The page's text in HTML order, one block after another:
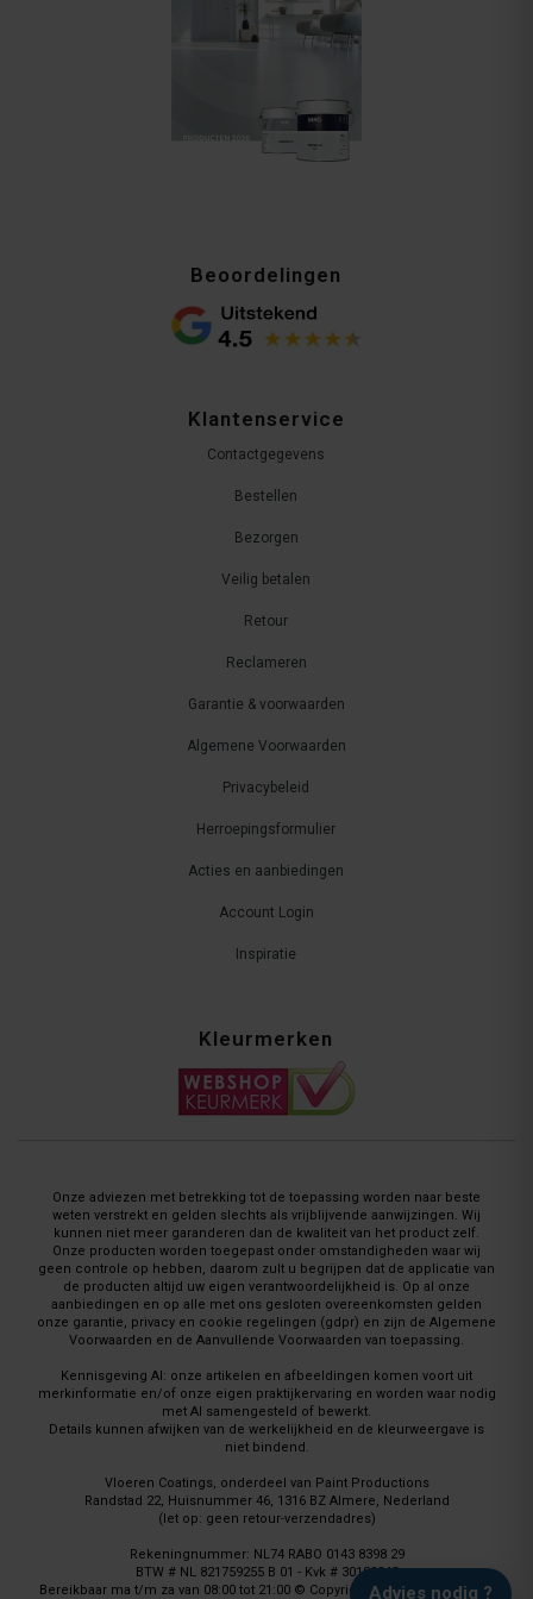
Advies nodig ?
Beoordelingen
Klantenservice
Contactgegevens
Bestellen
Bezorgen
Veilig betalen
Retour
Reclameren
Garantie & voorwaarden
Algemene Voorwaarden
Privacybeleid
Herroepingsformulier
Acties en aanbiedingen
Account Login
Inspiratie
Kleurmerken
Onze adviezen met betrekking tot de toepassing worden naar beste
weten verstrekt en gelden slechts als vrijblijvende aanwijzingen. Wij
kunnen niet meer garanderen dan de kwaliteit van het product zelf.
Onze producten worden toegepast onder omstandigheden waar wij
geen controle op hebben, daarom zult u begrijpen dat de applicatie van
de producten altijd uw eigen verantwoordelijkheid is. Op al onze
aanbiedingen en op alle met ons gesloten overeenkomsten gelden
onze garantie, privacy en cookie regelingen (gdpr) en zijn de Algemene
Voorwaarden en de Aanvullende Voorwaarden van toepassing.
Kennisgeving AI: onze artikelen en afbeeldingen komen voort uit
merkinformatie en/of onze eigen praktijkervaring en worden waar nodig
met AI samengesteld of bewerkt.
Details kunnen afwijken van de werkelijkheid en de kleurweergave is
niet bindend.
Vloeren Coatings, onderdeel van Paint Productions
Randstad 22, Huisnummer 46, 1316 BZ Almere, Nederland
(let op: geen retour-verzendadres)
Rekeningnummer: NL74 RABO 0143 8398 29
BTW # NL 821759255 B 01 - Kvk # 30189843
Bereikbaar ma t/m za van 08:00 tot 21:00 © Copyright 2008 - 2026 Vloeren